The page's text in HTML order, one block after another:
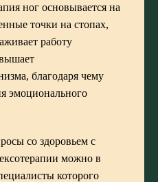
ног основывается на
точки на стопах,
работу
благодаря чему
эмоционального
со здоровьем с
можно в
которого